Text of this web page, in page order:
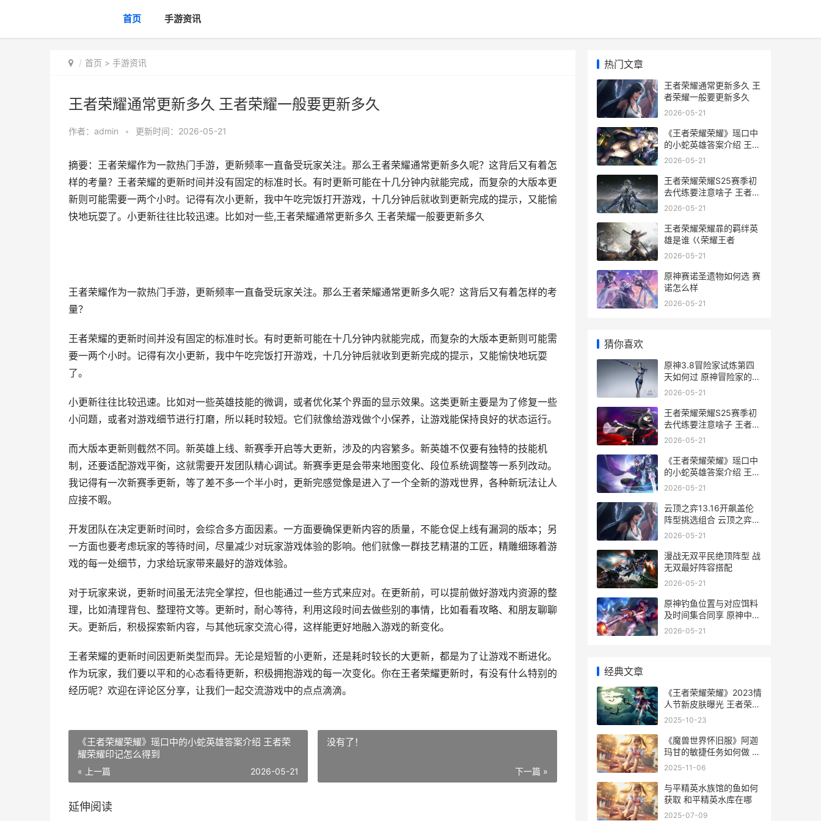
首页 手游资讯
首页 > 手游资讯
王者荣耀通常更新多久 王者荣耀一般要更新多久
作者： admin • 更新时间：2026-05-21
摘要：王者荣耀作为一款热门手游，更新频率一直备受玩家关注。那么王者荣耀通常更新多久呢？这背后又有着怎
样的考量？王者荣耀的更新时间并没有固定的标准时长。有时更新可能在十几分钟内就能完成，而复杂的大版本更
新则可能需要一两个小时。记得有次小更新，我中午吃完饭打开游戏，十几分钟后就收到更新完成的提示，又能愉
快地玩耍了。小更新往往比较迅速。比如对一些,王者荣耀通常更新多久 王者荣耀一般要更新多久
王者荣耀作为一款热门手游，更新频率一直备受玩家关注。那么王者荣耀通常更新多久呢？这背后又有着怎样的考
量？
王者荣耀的更新时间并没有固定的标准时长。有时更新可能在十几分钟内就能完成，而复杂的大版本更新则可能需
要一两个小时。记得有次小更新，我中午吃完饭打开游戏，十几分钟后就收到更新完成的提示，又能愉快地玩耍
了。
小更新往往比较迅速。比如对一些英雄技能的微调，或者优化某个界面的显示效果。这类更新主要是为了修复一些
小问题，或者对游戏细节进行打磨，所以耗时较短。它们就像给游戏做个小保养，让游戏能保持良好的状态运行。
而大版本更新则截然不同。新英雄上线、新赛季开启等大更新，涉及的内容繁多。新英雄不仅要有独特的技能机
制，还要适配游戏平衡，这就需要开发团队精心调试。新赛季更是会带来地图变化、段位系统调整等一系列改动。
我记得有一次新赛季更新，等了差不多一个半小时，更新完感觉像是进入了一个全新的游戏世界，各种新玩法让人
应接不暇。
开发团队在决定更新时间时，会综合多方面因素。一方面要确保更新内容的质量，不能仓促上线有漏洞的版本；另
一方面也要考虑玩家的等待时间，尽量减少对玩家游戏体验的影响。他们就像一群技艺精湛的工匠，精雕细琢着游
戏的每一处细节，力求给玩家带来最好的游戏体验。
对于玩家来说，更新时间虽无法完全掌控，但也能通过一些方式来应对。在更新前，可以提前做好游戏内资源的整
理，比如清理背包、整理符文等。更新时，耐心等待，利用这段时间去做些别的事情，比如看看攻略、和朋友聊聊
天。更新后，积极探索新内容，与其他玩家交流心得，这样能更好地融入游戏的新变化。
王者荣耀的更新时间因更新类型而异。无论是短暂的小更新，还是耗时较长的大更新，都是为了让游戏不断进化。
作为玩家，我们要以平和的心态看待更新，积极拥抱游戏的每一次变化。你在王者荣耀更新时，有没有什么特别的
经历呢？欢迎在评论区分享，让我们一起交流游戏中的点点滴滴。
《王者荣耀荣耀》瑶口中的小蛇英雄答案介绍 王者荣
耀荣耀印记怎么得到
« 上一篇 2026-05-21
没有了！
下一篇 »
延伸阅读
热门文章
王者荣耀通常更新多久 王
者荣耀一般要更新多久
2026-05-21
《王者荣耀荣耀》瑶口中
的小蛇英雄答案介绍 王者
荣耀荣耀印记怎么得到
2026-05-21
王者荣耀荣耀S25赛季初
去代练要注意啥子 王者荣
耀荣耀水晶保底多少
2026-05-21
王者荣耀荣耀暃的羁绊英
雄是谁 巜荣耀王者
2026-05-21
原神赛诺圣遗物如何选 赛
诺怎么样
2026-05-21
猜你喜欢
原神3.8冒险家试炼第四
天如何过 原神冒险家的诸
多事_1
2026-05-21
王者荣耀荣耀S25赛季初
去代练要注意啥子 王者荣
耀荣耀水晶保底多少
2026-05-21
《王者荣耀荣耀》瑶口中
的小蛇英雄答案介绍 王者
荣耀荣耀印记怎么得到
2026-05-21
云顶之弈13.16开飙盖伦
阵型挑选组合 云顶之弈
11.15b
2026-05-21
漫战无双平民绝顶阵型 战
无双最好阵容搭配
2026-05-21
原神钓鱼位置与对应饵料
及时间集合同享 原神中的
钓鱼地点
2026-05-21
经典文章
《王者荣耀荣耀》2023情
人节新皮肤曝光 王者荣耀
荣耀称号在哪里设置-
2025-10-23
《魔兽世界怀旧服》阿迦
玛甘的敏捷任务如何做 魔
兽世界怀旧服人口普查
2025-11-06
与平精英水族馆的鱼如何
获取 和平精英水库在哪
2025-07-09